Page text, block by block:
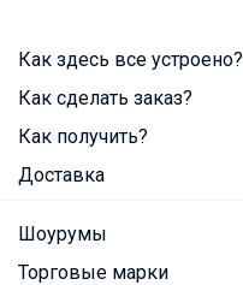
Как здесь все устроено?
Как сделать заказ?
Как получить?
Доставка
Шоурумы
Торговые марки